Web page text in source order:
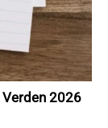
2026